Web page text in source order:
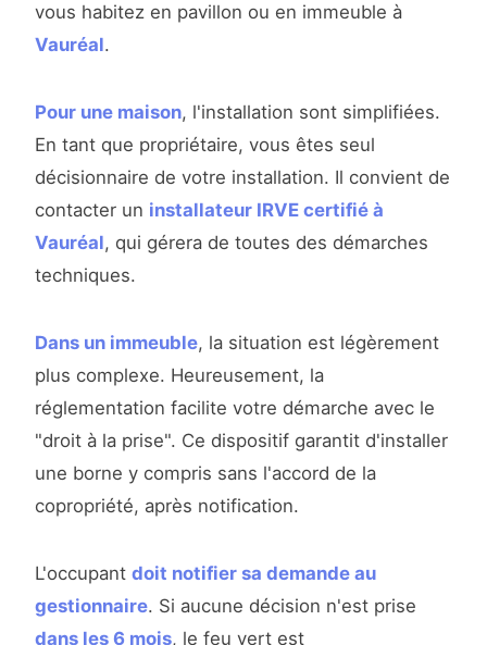
vous habitez en pavillon ou en immeuble à
Vauréal.
Pour une maison, l'installation sont simplifiées.
En tant que propriétaire, vous êtes seul
décisionnaire de votre installation. Il convient de
contacter un installateur IRVE certifié à
Vauréal, qui gérera de toutes des démarches
techniques.
Dans un immeuble, la situation est légèrement
plus complexe. Heureusement, la
réglementation facilite votre démarche avec le
"droit à la prise". Ce dispositif garantit d'installer
une borne y compris sans l'accord de la
copropriété, après notification.
L'occupant doit notifier sa demande au
gestionnaire. Si aucune décision n'est prise
dans les 6 mois, le feu vert est